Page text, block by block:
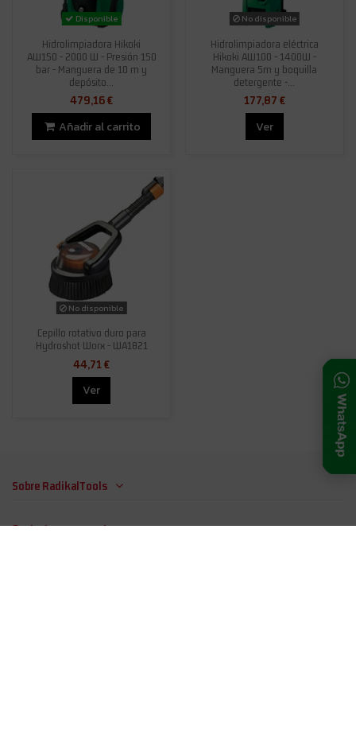
Disponible
Hidrolimpiadora Hikoki
AW150 - 2000 W - Presión 150
bar - Manguera de 10 m y
depósito...
479,16 €
Añadir al carrito
No disponible
Hidrolimpiadora eléctrica
Hikoki AW100 - 1400W -
Manguera 5m y boquilla
detergente -...
177,87 €
Ver
No disponible
Cepillo rotativo duro para
Hydroshot Worx - WA1821
44,71 €
Ver
Sobre RadikalTools
Contactar con nosotros